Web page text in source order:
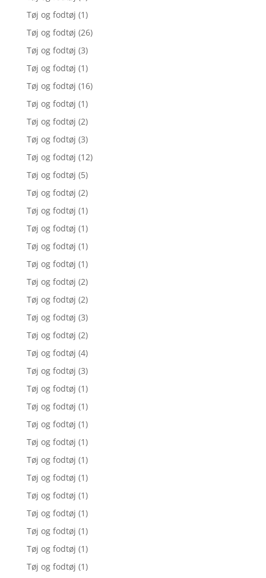
Tøj og fodtøj (1)
Tøj og fodtøj (26)
Tøj og fodtøj (3)
Tøj og fodtøj (1)
Tøj og fodtøj (16)
Tøj og fodtøj (1)
Tøj og fodtøj (2)
Tøj og fodtøj (3)
Tøj og fodtøj (12)
Tøj og fodtøj (5)
Tøj og fodtøj (2)
Tøj og fodtøj (1)
Tøj og fodtøj (1)
Tøj og fodtøj (1)
Tøj og fodtøj (1)
Tøj og fodtøj (2)
Tøj og fodtøj (2)
Tøj og fodtøj (3)
Tøj og fodtøj (2)
Tøj og fodtøj (4)
Tøj og fodtøj (3)
Tøj og fodtøj (1)
Tøj og fodtøj (1)
Tøj og fodtøj (1)
Tøj og fodtøj (1)
Tøj og fodtøj (1)
Tøj og fodtøj (1)
Tøj og fodtøj (1)
Tøj og fodtøj (1)
Tøj og fodtøj (1)
Tøj og fodtøj (1)
Tøj og fodtøj (1)